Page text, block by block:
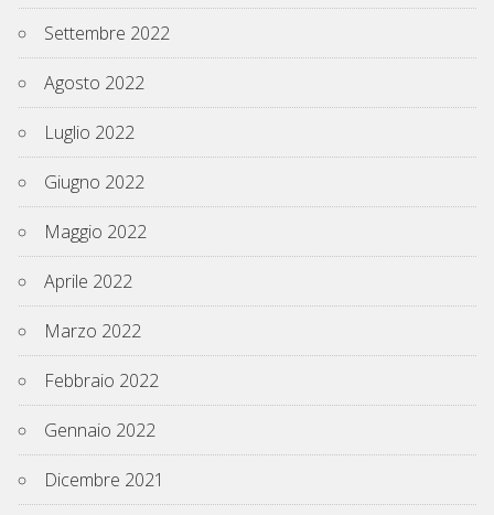
Settembre 2022
Agosto 2022
Luglio 2022
Giugno 2022
Maggio 2022
Aprile 2022
Marzo 2022
Febbraio 2022
Gennaio 2022
Dicembre 2021